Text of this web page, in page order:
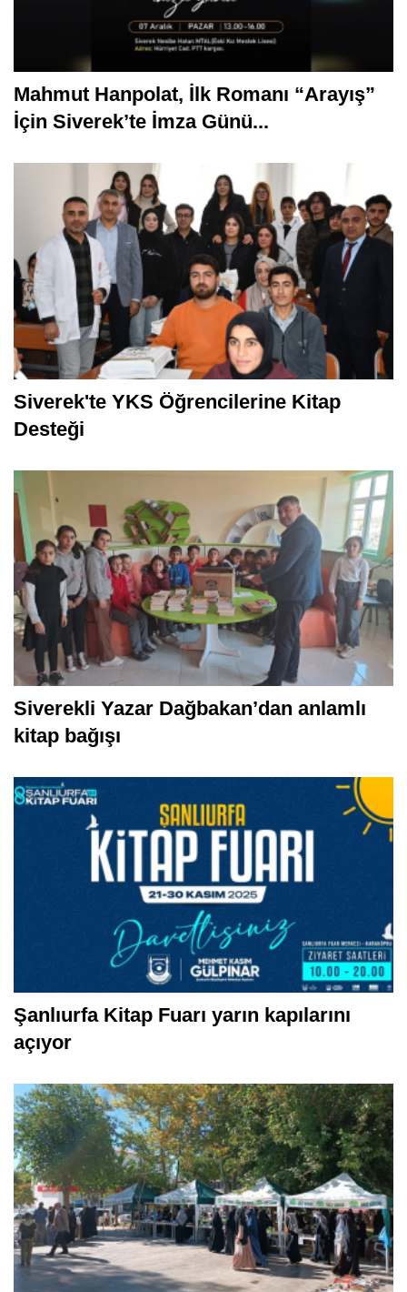
Mahmut Hanpolat, İlk Romanı “Arayış”
İçin Siverek’te İmza Günü...
Siverek'te YKS Öğrencilerine Kitap
Desteği
Siverekli Yazar Dağbakan’dan anlamlı
kitap bağışı
Şanlıurfa Kitap Fuarı yarın kapılarını
açıyor